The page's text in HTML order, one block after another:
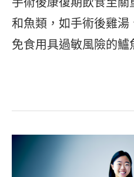
和魚類，如手術後雞
免食用具過敏風險的鱸